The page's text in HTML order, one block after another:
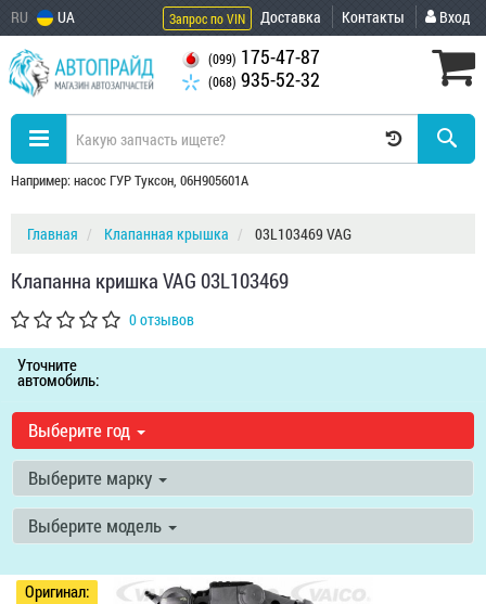
RU UA Запрос по VIN Доставка Контакты Вход
(099) 175-47-87
(068) 935-52-32
Например: насос ГУР Туксон, 06H905601A
Главная Клапанная крышка 03L103469 VAG
Клапанна кришка VAG 03L103469
0 отзывов
Уточните
автомобиль:
Выберите год
Выберите марку
Выберите модель
Оригинал: